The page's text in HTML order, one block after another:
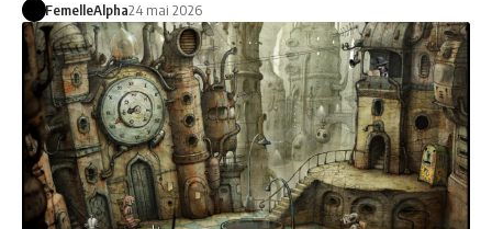
FemelleAlpha24 mai 2026